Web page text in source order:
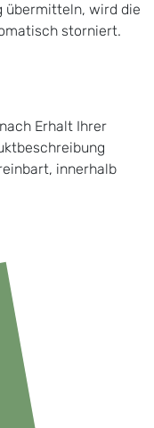
übermitteln, wird die
storniert.
Erhalt Ihrer
innerhalb